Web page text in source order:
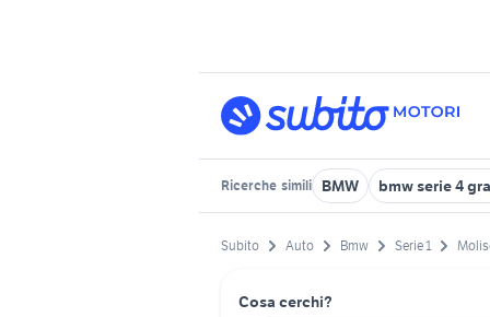
Ricerche simili BMW bmw serie 4
Subito Auto Bmw Serie 1
Cosa cerchi?